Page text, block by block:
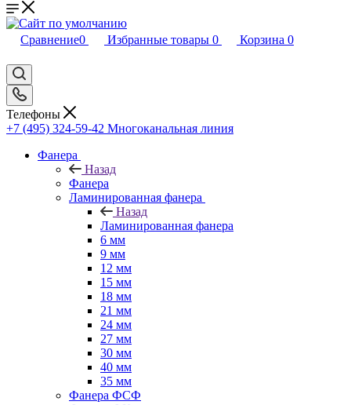
Сравнение0 Избранные товары 0 Корзина 0
Телефоны
+7 (495) 324-59-42 Многоканальная линия
Фанера
Назад
Фанера
Ламинированная фанера
Назад
Ламинированная фанера
6 мм
9 мм
12 мм
15 мм
18 мм
21 мм
24 мм
27 мм
30 мм
40 мм
35 мм
Фанера ФСФ